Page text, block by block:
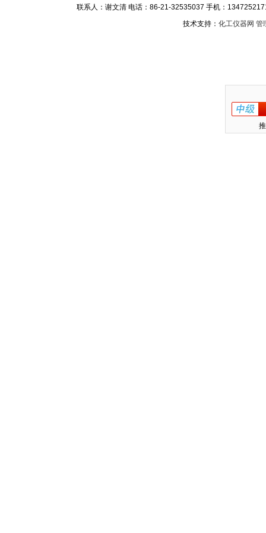
联系人：谢文清 电话：86-21-32535037 手机：
技术支持： 化工仪器网 管